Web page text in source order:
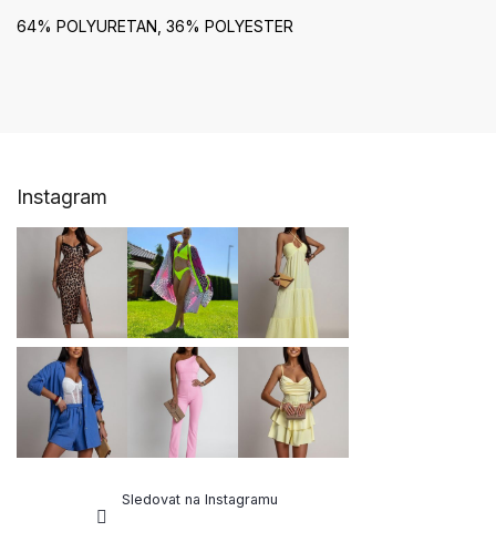
64% POLYURETAN, 36% POLYESTER
Instagram
Sledovat na Instagramu